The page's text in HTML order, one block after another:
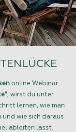
online Webinar
", wirst du unter
lernen, wie man
und wie sich daraus
ableiten lässt.